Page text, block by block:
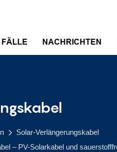
FÄLLE NACHRICHTEN
Solar-Verlängerungskabel
– PV-Solarkabel und